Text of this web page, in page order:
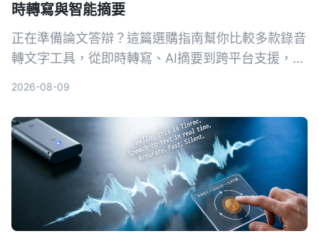
時轉寫與智能摘要
正在準備論文答辯？這篇選購指南幫你比較多款錄音
轉文字工具，從即時轉寫、AI摘要到跨平台支援，推
2026-08-09